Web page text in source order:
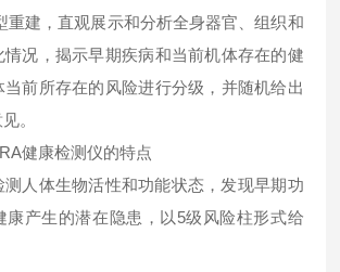
重建，直观展示和分析全身器官、组织和
情况，揭示早期疾病和当前机体存在的健
当前所存在的风险进行分级，并随机给出
。
健康检测仪的特点
人体生物活性和功能状态，发现早期功
康产生的潜在隐患，以5级风险柱形式给